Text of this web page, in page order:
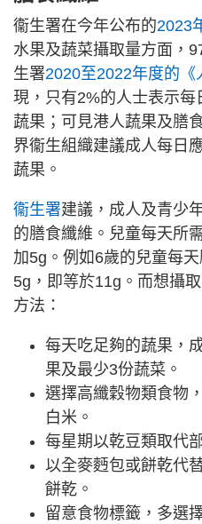
衞生署在今年公布的2023
水果及蔬菜攝取量方面，
生署2020至2022年度的《
現，只有2%的人士表示
蔬果；可見港人蔬果及膳
界衞生組織建議成人每日
蔬果。
衞生署建議，成人及青少
的膳食纖維。兒童每天所
加5g。例如6歲的兒童每
5g，即等於11g。而想攝
方法：
每天吃足夠的蔬果，
果及最少3份蔬菜。
選擇高纖穀物類食物
白米。
每星期以乾豆類取代
以全麥麪包或餅乾代
餅乾。
留意食物標籤，多選